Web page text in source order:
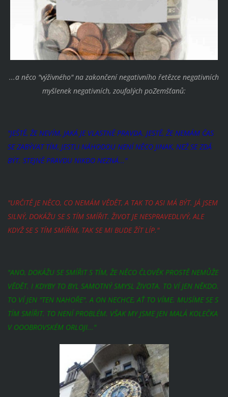
...a něco "výživného" na zakončení negativního řetězce negativních
myšlenek negativních, zoufalých poZemšťanů:
"JEŠTĚ, ŽE NEVÍM, JAKÁ JE VLASTNĚ PRAVDA. JESTĚ, ŽE NEMÁM ČAS
SE ZABÝVAT TÍM, JESTLI NÁHODOU NENÍ NĚCO JINAK, NEŽ SE ZDÁ
BÝT. STEJNĚ PRAVDU NIKDO NEZNÁ..."
"URČITĚ JE NĚCO, CO NEMÁM VĚDĚT, A TAK TO ASI MÁ BÝT. JÁ JSEM
SILNÝ, DOKÁŽU SE S TÍM SMÍŘIT. ŽIVOT JE NESPRAVEDLIVÝ, ALE
KDYŽ SE S TÍM SMÍŘÍM, TAK SE MI BUDE ŽÍT LÍP."
"ANO, DOKÁŽU SE SMÍŘIT S TÍM, ŽE NĚCO ČLOVĚK PROSTĚ NEMŮŽE
VĚDĚT. I KDYBY TO BYL SAMOTNÝ SMYSL ŽIVOTA. TO VÍ JEN NĚKDO.
TO VÍ JEN "TEN NAHOŘE". A ON NECHCE, AŤ TO VÍME. MUSÍME SE S
TÍM SMÍŘIT. TO NENÍ PROBLÉM. VŠAK MY JSME JEN MALÁ KOLEČKA
V OOOBROVSKÉM ORLOJI..."